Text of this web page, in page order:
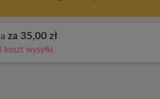
za 35,00 zł
koszt wysyłki